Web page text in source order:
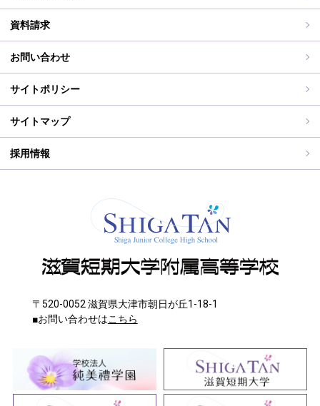
過去の入試問題
海外研修旅行
学校行事
PT通信
各種証明書交付について
同窓会事務局よりお知らせ
同窓会報（すみれ）、すみれweb
ご住所変更
資料請求
お問い合わせ
サイトポリシー
サイトマップ
採用情報
〒520-0052 滋賀県大津市朝日が丘1-18-1
■お問い合わせはこちら